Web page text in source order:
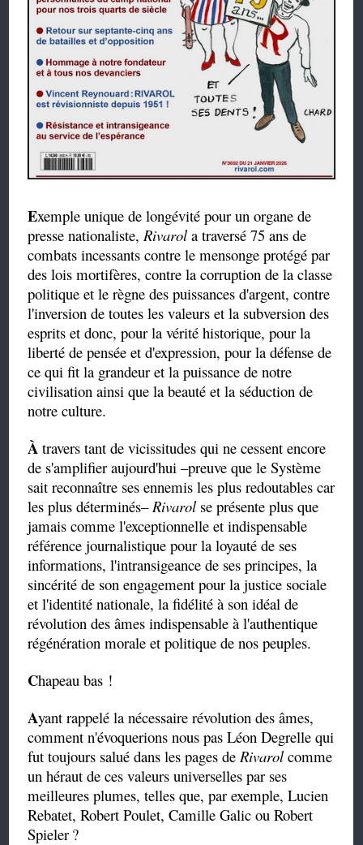
Exemple unique de longévité pour un organe de
presse nationaliste, Rivarola traversé 75 ans de
combats incessants contre le mensonge protégé par
des lois mortifères, contre la corruption de la classe
politique et le règne des puissances d'argent, contre
l'inversion de toutes les valeurs et la subversion des
esprits et donc, pour la vérité historique, pour la
liberté de pensée et d'expression, pour la défense de
ce qui fit la grandeur et la puissance de notre
civilisation ainsi que la beauté et la séduction de
notre culture.
À travers tant de vicissitudes qui ne cessent encore
de s'amplifier aujourd'hui –preuve que le Système
sait reconnaître ses ennemis les plus redoutables car
les plus déterminés– Rivarolse présente plus que
jamais comme l'exceptionnelle et indispensable
référence journalistique pour la loyauté de ses
informations, l'intransigeance de ses principes, la
sincérité de son engagement pour la justice sociale
et l'identité nationale, la fidélité à son idéal de
révolution des âmes indispensable à l'authentique
régénération morale et politique de nos peuples.
Chapeau bas !
Ayant rappelé la nécessaire révolution des âmes,
comment n'évoquerions nous pas Léon Degrelle qui
fut toujours salué dans les pages de Rivarolcomme
un héraut de ces valeurs universelles par ses
meilleures plumes, telles que, par exemple, Lucien
Rebatet, Robert Poulet, Camille Galic ou Robert
Spieler ?